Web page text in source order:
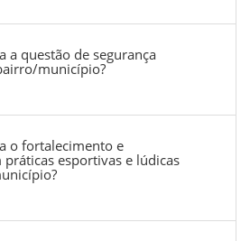
a questão de segurança
município?
o fortalecimento e
esportivas e lúdicas